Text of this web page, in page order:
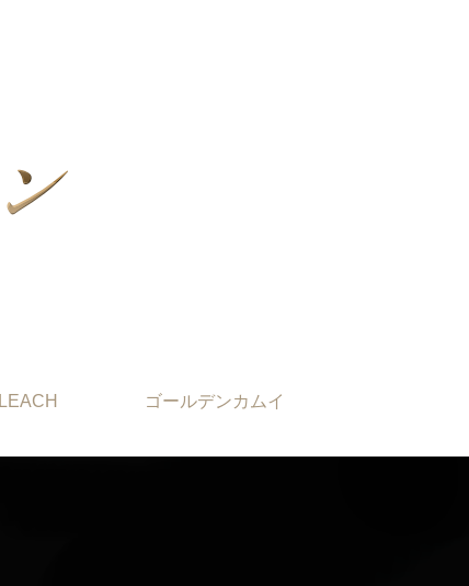
ゴールデンカムイ